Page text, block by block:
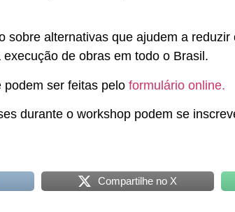
sobre alternativas que ajudem a
de obras em todo o Brasil.
ser feitas pelo formulário online.
durante o workshop podem se
Compartilhe no X